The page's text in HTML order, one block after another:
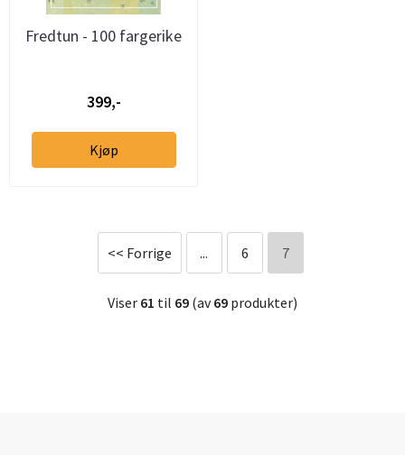
Fredtun - 100 fargerike
399,-
Kjøp
<< Forrige ... 6 7
Viser 61 til 69 (av69 produkter)